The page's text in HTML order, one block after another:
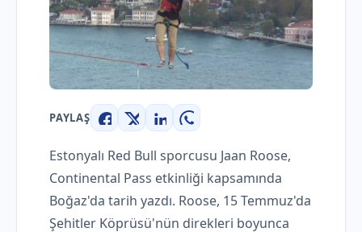
PAYLAŞ
Facebook
X LinkedInWhatsApp
Estonyalı Red Bull sporcusu Jaan Roose,
Continental Pass etkinliği kapsamında
Boğaz'da tarih yazdı. Roose, 15 Temmuz'da
Şehitler Köprüsü'nün direkleri boyunca